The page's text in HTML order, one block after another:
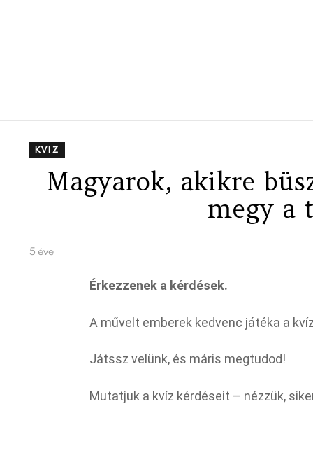
KVIZ
Magyarok, akikre
megy a
5 éve
Érkezzenek a kérdések.
A művelt emberek kedvenc játéka a
Játssz velünk, és máris megtudod!
Mutatjuk a kvíz kérdéseit – nézzük,